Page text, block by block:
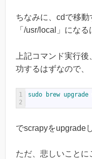
ちなみに、cdで移動
「/usr/local」になる
上記コマンド実行
功するはずなので、
1
2
sudo brew upgrade
でscrapyをupgrade
ただ、悲しいこと